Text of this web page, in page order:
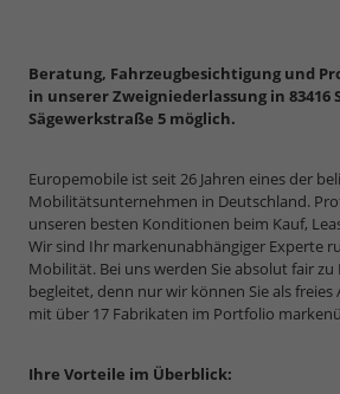
Beratung, Fahrzeugbesichtigung und
in unserer Zweigniederlassung in 83416
Sägewerkstraße 5 möglich.
Europemobile ist seit 26 Jahren eines der
Mobilitätsunternehmen in Deutschland.
unseren besten Konditionen beim Kauf,
Wir sind Ihr markenunabhängiger Experte
Mobilität. Bei uns werden Sie absolut fair
begleitet, denn nur wir können Sie als
mit über 17 Fabrikaten im Portfolio
Ihre Vorteile im Überblick: